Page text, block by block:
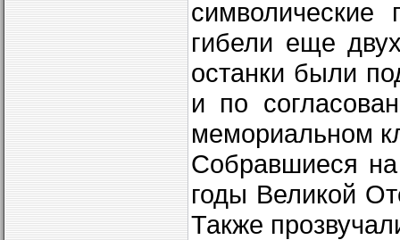
гибели еще
останки были
и по
мемориальном
Собравшиеся
годы Великой
Также